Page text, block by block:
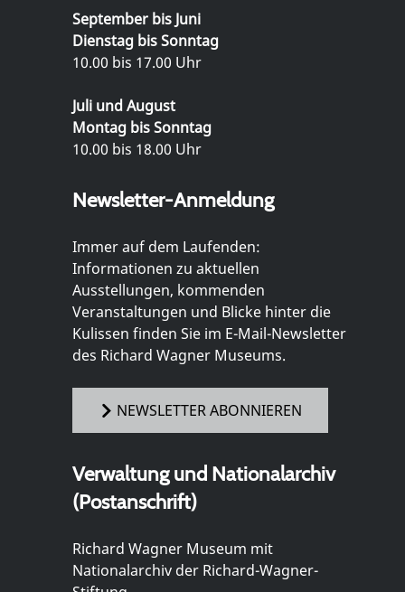
September bis Juni
Dienstag bis Sonntag
10.00 bis 17.00 Uhr
Juli und August
Montag bis Sonntag
10.00 bis 18.00 Uhr
Newsletter-Anmeldung
Immer auf dem Laufenden:
Informationen zu aktuellen
Ausstellungen, kommenden
Veranstaltungen und Blicke hinter die
Kulissen finden Sie im E-Mail-Newsletter
des Richard Wagner Museums.
NEWSLETTER ABONNIEREN
Verwaltung und Nationalarchiv
(Postanschrift)
Richard Wagner Museum mit
Nationalarchiv der Richard-Wagner-